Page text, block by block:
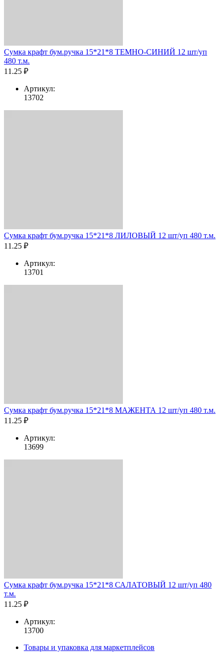
Сумка крафт бум.ручка 15*21*8 ТЕМНО-СИНИЙ 12 шт/уп
480 т.м.
11.25 ₽
Артикул:
13702
Сумка крафт бум.ручка 15*21*8 ЛИЛОВЫЙ 12 шт/уп 480 т.м.
11.25 ₽
Артикул:
13701
Сумка крафт бум.ручка 15*21*8 МАЖЕНТА 12 шт/уп 480 т.м.
11.25 ₽
Артикул:
13699
Сумка крафт бум.ручка 15*21*8 САЛАТОВЫЙ 12 шт/уп 480
т.м.
11.25 ₽
Артикул:
13700
Товары и упаковка для маркетплейсов